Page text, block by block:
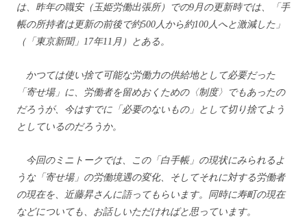
は、昨年の職安（玉姫労働出張所）での9月の更新時では、「手
帳の所持者は更新の前後で約500人から約100人へと激減した」
（「東京新聞」 17年11 月）とある。
かつては使い捨て可能な労働力の供給地として必要だった
「寄せ場」に、労働者を留めおくための〈制度〉でもあったの
だろうが、今はすでに「必要のないもの」として切り捨てよう
としているのだろうか。
今回のミニトークでは、この「白手帳」の現状にみられるよ
うな「寄せ場」の労働境遇の変化、そしてそれに対する労働者
の現在を、近藤昇さんに語ってもらいます。同時に寿町の現在
などについても、お話しいただければと思っています。